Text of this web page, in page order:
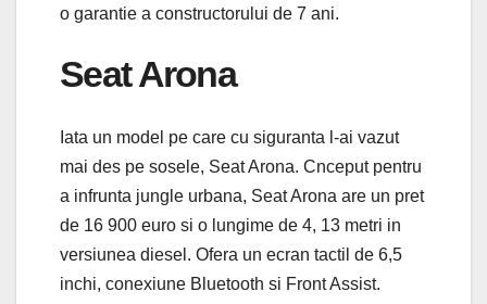
o garantie a constructorului de 7 ani.
Seat Arona
Iata un model pe care cu siguranta l-ai vazut
mai des pe sosele, Seat Arona. Cnceput pentru
a infrunta jungle urbana, Seat Arona are un pret
de 16 900 euro si o lungime de 4, 13 metri in
versiunea diesel. Ofera un ecran tactil de 6,5
inchi, conexiune Bluetooth si Front Assist.